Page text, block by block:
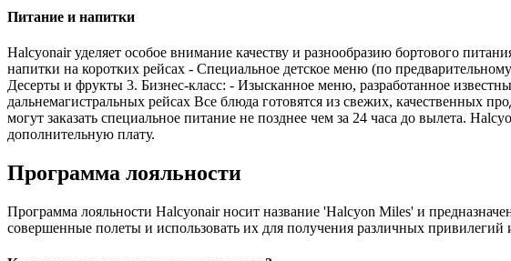
Питание и напитки
Halcyonair уделяет особое внимание качеству и разнообразию бортового
напитки на коротких рейсах - Специальное детское меню (по
Десерты и фрукты 3. Бизнес-класс: - Изысканное меню, разработанное
дальнемагистральных рейсах Все блюда готовятся из свежих, качественных
могут заказать специальное питание не позднее чем за 24 часа до вылета.
дополнительную плату.
Программа лояльности
Программа лояльности Halcyonair носит название 'Halcyon Miles' и
совершенные полеты и использовать их для получения различных привилегий